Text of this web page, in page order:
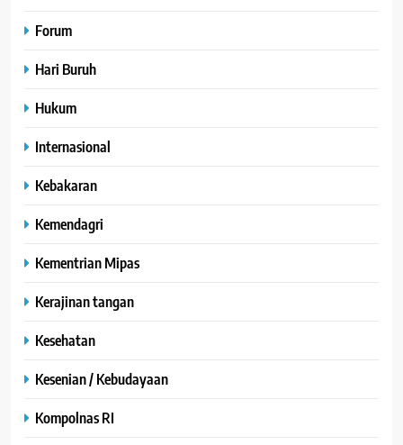
Forum
Hari Buruh
Hukum
Internasional
Kebakaran
Kemendagri
Kementrian Mipas
Kerajinan tangan
Kesehatan
Kesenian / Kebudayaan
Kompolnas RI